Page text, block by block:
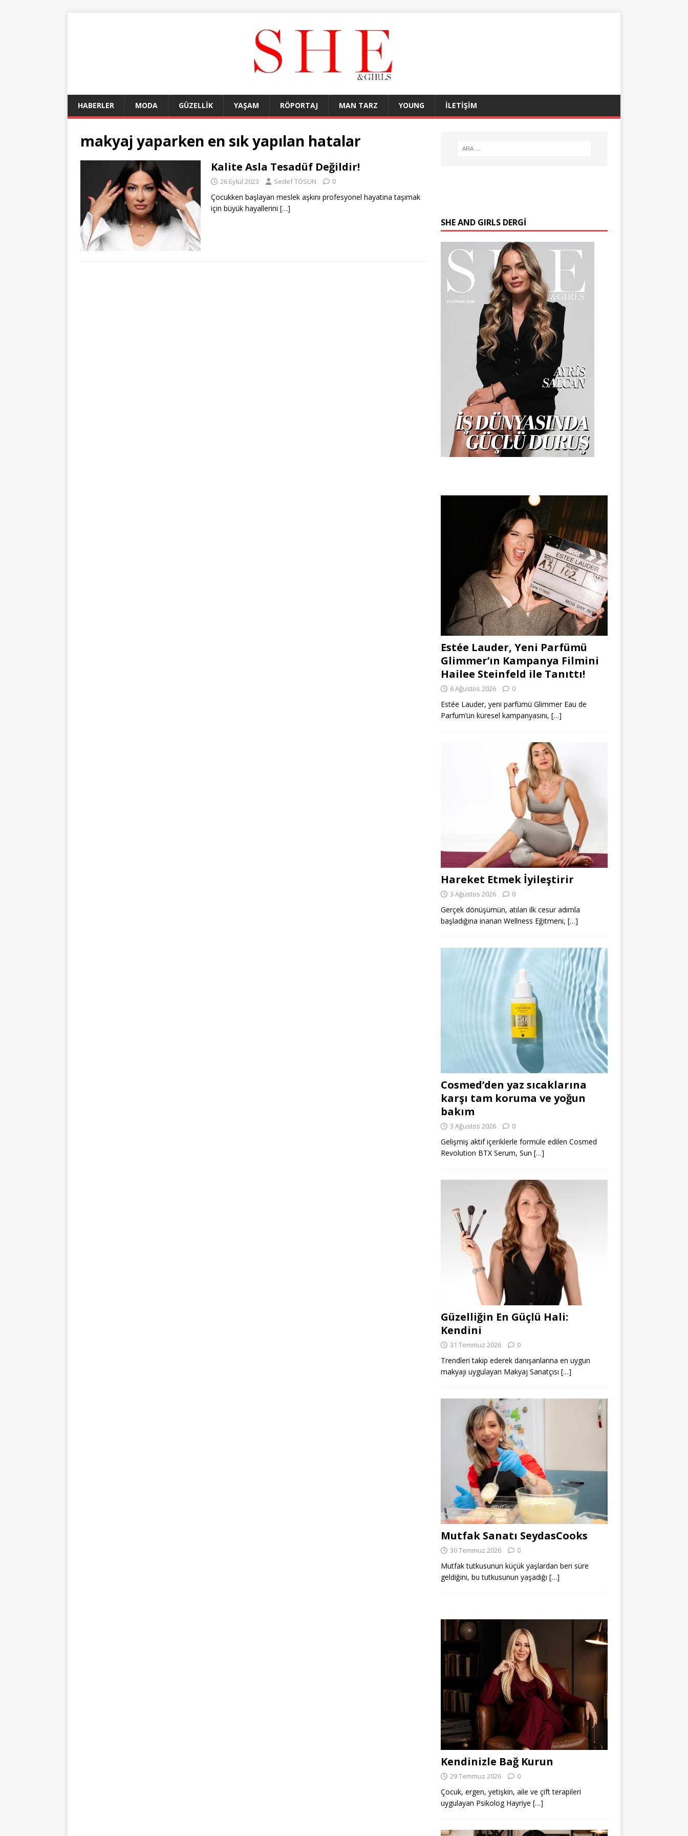
HABERLER MODA GÜZELLİK YAŞAM RÖPORTAJ MAN TARZ YOUNG İLETİŞİM
makyaj yaparken en sık yapılan hatalar
Kalite Asla Tesadüf Değildir!
26 Eylül 2023 Sedef TOSUN 0
Çocukken başlayan meslek aşkını profesyonel hayatına taşımak
için büyük hayallerini […]
SHE AND GIRLS DERGİ
Estée Lauder, Yeni Parfümü
Glimmer’ın Kampanya Filmini
Hailee Steinfeld ile Tanıttı!
6 Ağustos 2026 0
Estée Lauder, yeni parfümü Glimmer Eau de
Parfum’ün küresel kampanyasını, […]
Hareket Etmek İyileştirir
3 Ağustos 2026 0
Gerçek dönüşümün, atılan ilk cesur adımla
başladığına inanan Wellness Eğitmeni, […]
Cosmed’den yaz sıcaklarına
karşı tam koruma ve yoğun
bakım
3 Ağustos 2026 0
Gelişmiş aktif içeriklerle formüle edilen Cosmed
Revolution BTX Serum, Sun […]
Güzelliğin En Güçlü Hali:
Kendini
31 Temmuz 2026 0
Trendleri takip ederek danışanlarına en uygun
makyajı uygulayan Makyaj Sanatçısı […]
Mutfak Sanatı SeydasCooks
30 Temmuz 2026 0
Mutfak tutkusunun küçük yaşlardan beri süre
geldiğini, bu tutkusunun yaşadığı […]
Kendinizle Bağ Kurun
29 Temmuz 2026 0
Çocuk, ergen, yetişkin, aile ve çift terapileri
uygulayan Psikolog Hayriye […]